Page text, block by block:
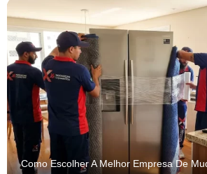
Como Escolher A Melhor Empresa De